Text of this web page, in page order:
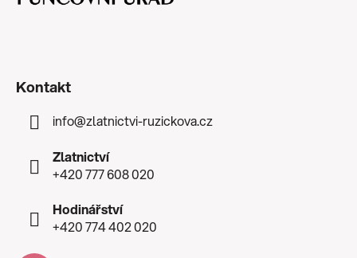
Kontakt
info@zlatnictvi-ruzickova.cz
Zlatnictví
+420 777 608 020
Hodinářství
+420 774 402 020